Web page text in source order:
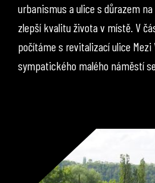
urbanismus a ulice s důrazem
zlepší kvalitu života v místě. V
počítáme s revitalizací ulice
sympatického malého náměstí